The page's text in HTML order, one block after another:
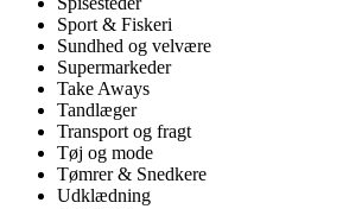
Sport & Fiskeri
Sundhed og velvære
Supermarkeder
Take Aways
Tandlæger
Transport og fragt
Tøj og mode
Tømrer & Snedkere
Udklædning